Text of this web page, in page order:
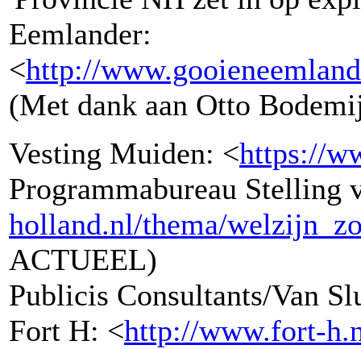
Eemlander:
<http://
(Met dank aan Otto
Vesting Muiden: <https://
Programmabureau Stelling
holland.nl/thema/
ACTUEEL)
Publicis Consultants/Van
Fort H: <http://www.fort-